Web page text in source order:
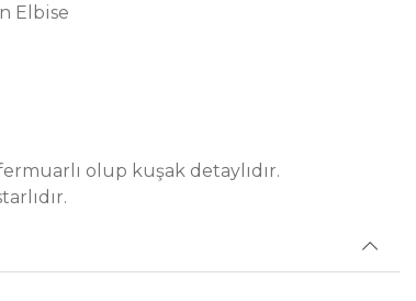
Elbise
olup kuşak detaylıdır.